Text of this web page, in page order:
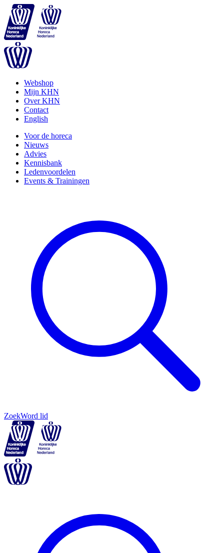
Webshop
Mijn KHN
Over KHN
Contact
English
Voor de horeca
Nieuws
Advies
Kennisbank
Ledenvoordelen
Events & Trainingen
ZoekWord lid